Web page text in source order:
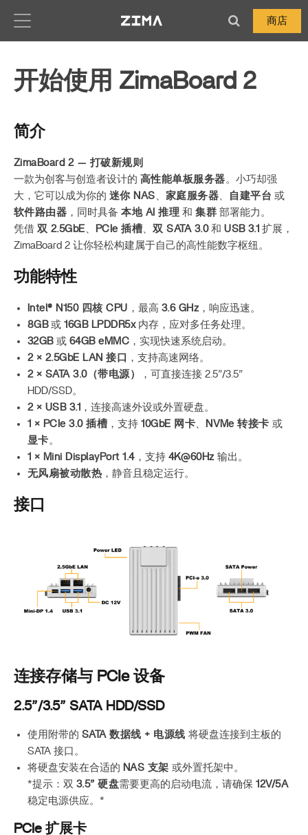
商店
开始使用 ZimaBoard 2
简介
ZimaBoard 2 — 打破新规则
一款为创客与创造者设计的 高性能单板服务器。小巧却强
大，它可以成为你的 迷你 NAS 、 家庭服务器、 自建平台 或
软件路由器 ，同时具备本地 AI 推理 和集群 部署能力。
凭借 双 2.5GbE 、 PCIe 插槽、双 SATA 3.0和USB 3.1 扩展，
ZimaBoard 2 让你轻松构建属于自己的高性能数字枢纽。
功能特性
Intel® N150 四核 CPU ，最高 3.6 GHz，响应迅速。
8GB或16GB LPDDR5x内存，应对多任务处理。
32GB或 64GB eMMC ，实现快速系统启动。
2 × 2.5GbE LAN 接口 ，支持高速网络。
2 × SATA 3.0（带电源）
，可直接连接 2.5”/3.5”
HDD/SSD。
2 × USB 3.1 ，连接高速外设或外置硬盘。
1 × PCIe 3.0 插槽 ，支持10GbE 网卡、 NVMe 转接卡 或
显卡。
1 × Mini DisplayPort 1.4，支持 4K@60Hz输出。
无风扇被动散热 ，静音且稳定运行。
接口
连接存储与 PCIe 设备
2.5”/3.5” SATA HDD/SSD
使用附带的 SATA 数据线 + 电源线 将硬盘连接到主板的
SATA 接口。
将硬盘安装在合适的 NAS 支架 或外置托架中。
*提示：双 3.5” 硬盘需要更高的启动电流，请确保12V/5A
稳定电源供应。*
PCIe 扩展卡